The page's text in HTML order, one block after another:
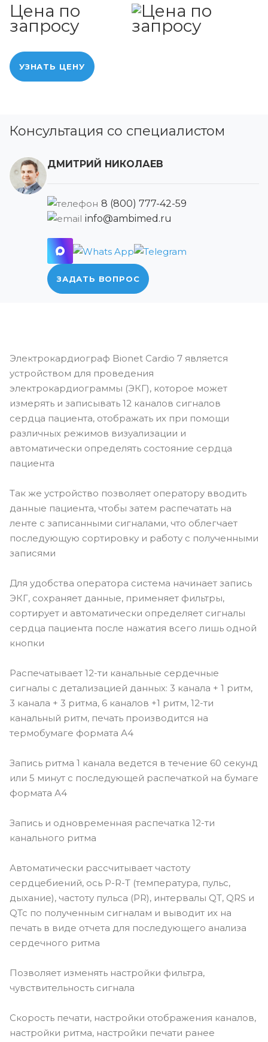
Цена по
запросу
УЗНАТЬ ЦЕНУ
Консультация со специалистом
ДМИТРИЙ НИКОЛАЕВ
8 (800) 777-42-59
info@ambimed.ru
ЗАДАТЬ ВОПРОС
Электрокардиограф Bionet Cardio 7 является
устройством для проведения
электрокардиограммы (ЭКГ), которое может
измерять и записывать 12 каналов сигналов
сердца пациента, отображать их при помощи
различных режимов визуализации и
автоматически определять состояние сердца
пациента
Так же устройство позволяет оператору вводить
данные пациента, чтобы затем распечатать на
ленте с записанными сигналами, что облегчает
последующую сортировку и работу с полученными
записями
Для удобства оператора система начинает запись
ЭКГ, сохраняет данные, применяет фильтры,
сортирует и автоматически определяет сигналы
сердца пациента после нажатия всего лишь одной
кнопки
Распечатывает 12-ти канальные сердечные
сигналы с детализацией данных: 3 канала + 1 ритм,
3 канала + 3 ритма, 6 каналов +1 ритм, 12-ти
канальный ритм, печать производится на
термобумаге формата А4
Запись ритма 1 канала ведется в течение 60 секунд
или 5 минут с последующей распечаткой на бумаге
формата А4
Запись и одновременная распечатка 12-ти
канального ритма
Автоматически рассчитывает частоту
сердцебиений, ось P-R-T (температура, пульс,
дыхание), частоту пульса (PR), интервалы QT, QRS и
QTc по полученным сигналам и выводит их на
печать в виде отчета для последующего анализа
сердечного ритма
Позволяет изменять настройки фильтра,
чувствительность сигнала
Скорость печати, настройки отображения каналов,
настройки ритма, настройки печати ранее